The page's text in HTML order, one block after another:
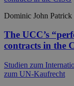
Dominic John Patrick
The UCC’s
contracts in the
Studien zum
zum UN-Kaufrecht